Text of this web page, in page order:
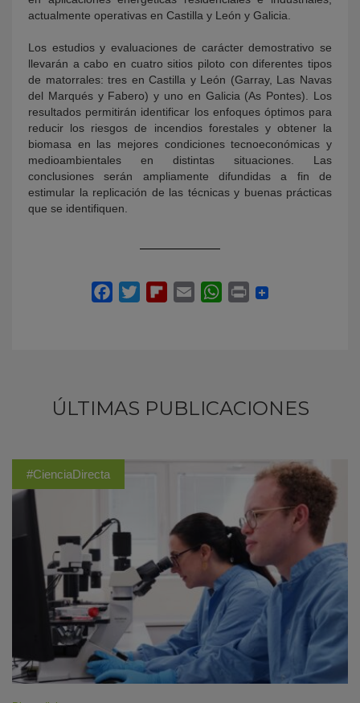
actualmente operativas en Castilla y León y Galicia.
Los estudios y evaluaciones de carácter demostrativo se
llevarán a cabo en cuatro sitios piloto con diferentes tipos
de matorrales: tres en Castilla y León (Garray, Las Navas
del Marqués y Fabero) y uno en Galicia (As Pontes). Los
resultados permitirán identificar los enfoques óptimos para
reducir los riesgos de incendios forestales y obtener la
biomasa en las mejores condiciones tecnoeconómicas y
medioambientales en distintas situaciones. Las
conclusiones serán ampliamente difundidas a fin de
estimular la replicación de las técnicas y buenas prácticas
que se identifiquen.
ÚLTIMAS PUBLICACIONES
#CienciaDirecta